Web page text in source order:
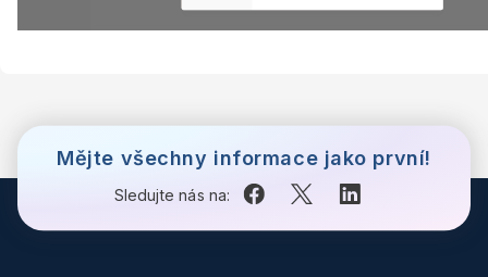
Mějte všechny informace jako první!
Sledujte nás na: